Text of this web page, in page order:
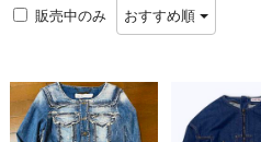
販売中のみ おすすめ順